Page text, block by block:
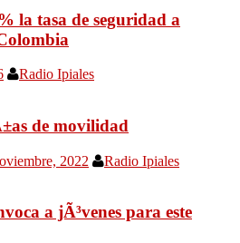
la tasa de seguridad a
Radio Ipiales
de movilidad
2022 Radio Ipiales
a jÃ³venes para este